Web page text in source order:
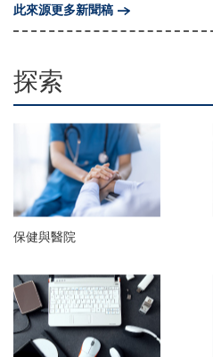
此來源更多新聞稿
探索
保健與醫院